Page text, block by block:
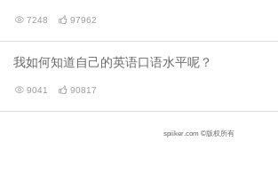
 7248  97962
我如何知道自己的英语口语水平呢？
 9041  90817
spiiker.com ©版权所有